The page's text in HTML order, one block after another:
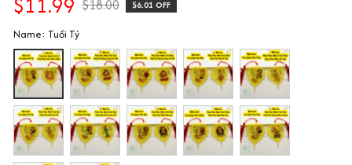
$18.00 $6.01 OFF
Name: Tuổi Tý